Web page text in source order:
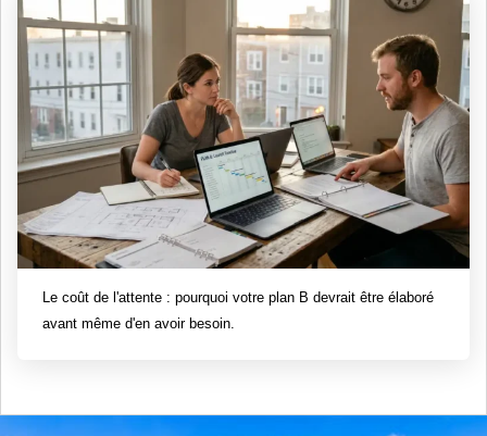
Le coût de l'attente : pourquoi votre plan B devrait être élaboré
avant même d'en avoir besoin.